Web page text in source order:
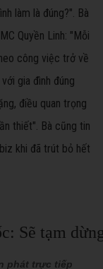
làm là đúng?". Bà
Quyền Linh: "Mỗi
công việc trở về
gia đình đúng
điều quan trọng
thiết". Bà cũng tin
khi đã trút bỏ hết
Sẽ tạm
phát trực tiếp